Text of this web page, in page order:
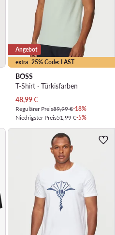
extra -25% Code: LAST
Angebot
BOSS
T-Shirt · Türkisfarben
Aktueller Preis
48,99€
Regulärer Preis59,99 €-18%
Niedrigster Preis51,99 €-5%